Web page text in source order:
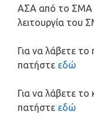
ΑΣΑ από το ΣΜΑ
λειτουργία του
Για να λάβετε το
πατήστε εδώ
Για να λάβετε το
πατήστε εδώ